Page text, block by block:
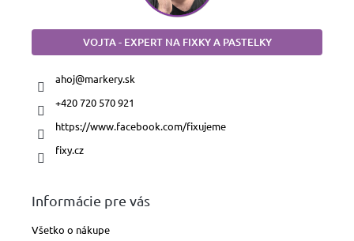
VOJTA - EXPERT NA FIXKY A PASTELKY
ahoj@markery.sk
+420 720 570 921
https://www.facebook.com/fixujeme
fixy.cz
Informácie pre vás
Všetko o nákupe